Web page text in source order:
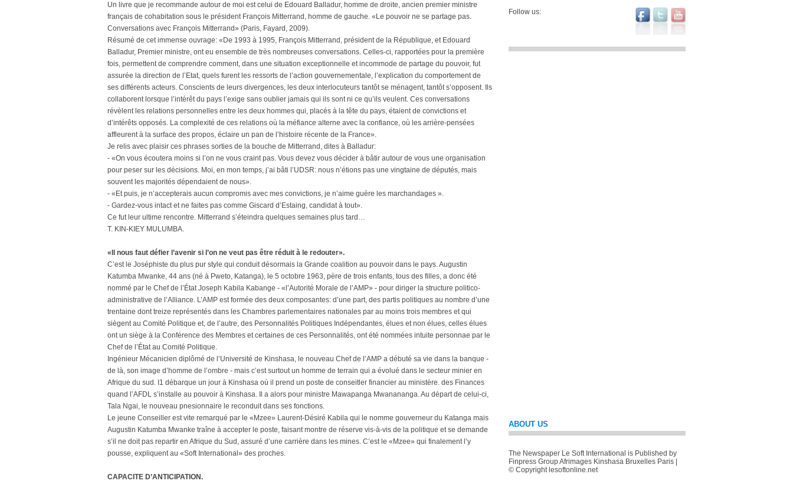
Un livre que je recommande autour de moi est celui de Edouard Balladur, homme de droite, ancien premier ministre
français de cohabitation sous le président François Mitterrand, homme de gauche. «Le pouvoir ne se partage pas.
Conversations avec François Mitterrand» (Paris, Fayard, 2009).
Résumé de cet immense ouvrage: «De 1993 à 1995, François Mitterrand, président de la République, et Edouard
Balladur, Premier ministre, ont eu ensemble de très nombreuses conversations. Celles-ci, rapportées pour la première
fois, permettent de comprendre comment, dans une situation exceptionnelle et incommode de partage du pouvoir, fut
assurée la direction de l’Etat, quels furent les ressorts de l’action gouvernementale, l’explication du comportement de
ses différents acteurs. Conscients de leurs divergences, les deux interlocuteurs tantôt se ménagent, tantôt s’opposent. Ils
collaborent lorsque l’intérêt du pays l’exige sans oublier jamais qui ils sont ni ce qu’ils veulent. Ces conversations
révèlent les relations personnelles entre les deux hommes qui, placés à la tête du pays, étaient de convictions et
d’intérêts opposés. La complexité de ces relations où la méfiance alterne avec la confiance, où les arrière-pensées
affleurent à la surface des propos, éclaire un pan de l’histoire récente de la France».
Je relis avec plaisir ces phrases sorties de la bouche de Mitterrand, dites à Balladur:
- «On vous écoutera moins si l’on ne vous craint pas. Vous devez vous décider à bâtir autour de vous une organisation
pour peser sur les décisions. Moi, en mon temps, j’ai bâti l’UDSR: nous n’étions pas une vingtaine de députés, mais
souvent les majorités dépendaient de nous».
- «Et puis, je n’accepterais aucun compromis avec mes convictions, je n’aime guère les marchandages ».
- Gardez-vous intact et ne faites pas comme Giscard d’Estaing, candidat à tout».
Ce fut leur ultime rencontre. Mitterrand s’éteindra quelques semaines plus tard…
T. KIN-KIEY MULUMBA.
«Il nous faut défier l’avenir si l’on ne veut pas être réduit à le redouter».
C’est le Joséphiste du plus pur style qui conduit désormais la Grande coalition au pouvoir dans le pays. Augustin
Katumba Mwanke, 44 ans (né à Pweto, Katanga), le 5 octobre 1963, père de trois enfants, tous des filles, a donc été
nommé par le Chef de l’État Joseph Kabila Kabange - «l’Autorité Morale de l’AMP» - pour diriger la structure politico-
administrative de l’Alliance. L’AMP est formée des deux composantes: d’une part, des partis politiques au nombre d’une
trentaine dont treize représentés dans les Chambres parlementaires nationales par au moins trois membres et qui
siègent au Comité Politique et, de l’autre, des Personnalités Politiques Indépendantes, élues et non élues, celles élues
ont un siège à la Conférence des Membres et certaines de ces Personnalités, ont été nommées intuite personnae par le
Chef de l’État au Comité Politique.
Ingénieur Mécanicien diplômé de l’Université de Kinshasa, le nouveau Chef de l’AMP a débuté sa vie dans la banque -
de là, son image d’homme de l’ombre - mais c’est surtout un homme de terrain qui a évolué dans le secteur minier en
Afrique du sud. I1 débarque un jour à Kinshasa où il prend un poste de conseitler financier au ministère. des Finances
quand l’AFDL s’installe au pouvoir à Kinshasa. Il a alors pour ministre Mawapanga Mwanananga. Au départ de celui-ci,
Tala Ngai, le nouveau pnesionnaire le reconduit dans ses fonctions.
Le jeune Conseiller est vite remarqué par le «Mzee» Laurent-Désiré Kabila qui le nomme gouverneur du Katanga mais
Augustin Katumba Mwanke traîne à accepter le poste, faisant montre de réserve vis-à-vis de la politique et se demande
s’il ne doit pas repartir en Afrique du Sud, assuré d’une carrière dans les mines. C’est le «Mzee» qui finalement l’y
pousse, expliquent au «Soft International» des proches.
CAPACITE D’ANTICIPATION.
Follow us:
ABOUT US
The Newspaper Le Soft International is Published by
Finpress Group Afrimages Kinshasa Bruxelles Paris |
© Copyright lesoftonline.net